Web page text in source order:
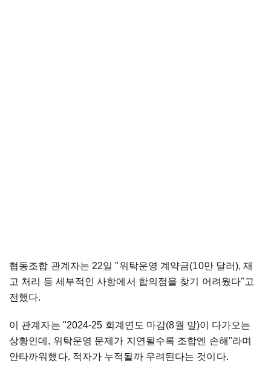
협동조합 관계자는 22일 "위탁운영 계약금(10만 달러), 재
고 처리 등 세부적인 사항에서 합의점을 찾기 어려웠다"고
전했다.
이 관계자는 "2024-25 회계연도 마감(8월 말)이 다가오는
상황인데, 위탁운영 문제가 지연될수록 조합엔 손해"라며
안타까워했다. 적자가 누적될까 우려된다는 것이다.